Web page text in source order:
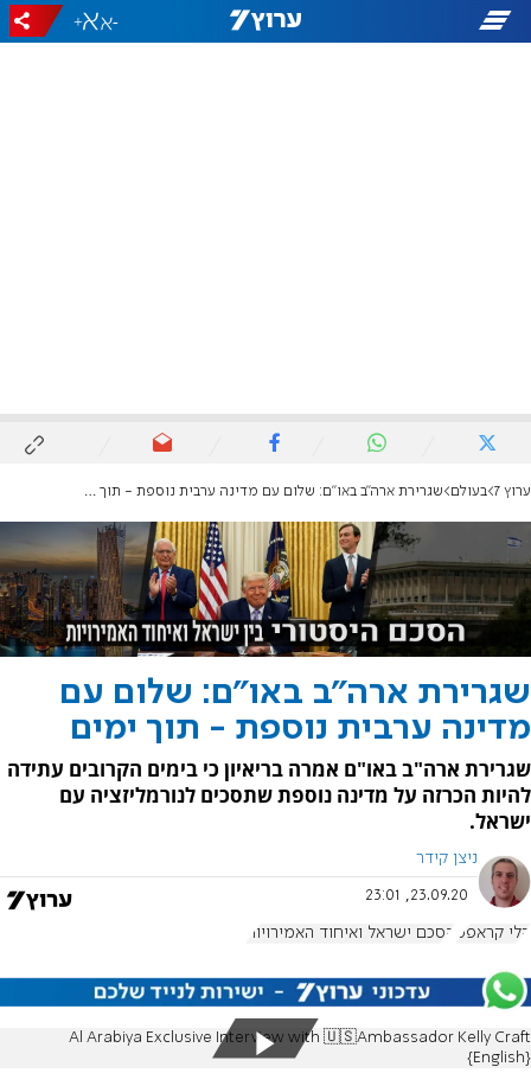
-
+
ערוץ 7 בעולם שגרירת ארה"ב באו"ם: שלום עם מדינה ערבית נוספת - תוך ימים
שגרירת ארה"ב באו"ם: שלום עם
מדינה ערבית נוספת - תוך ימים
שגרירת ארה"ב באו"ם אמרה בריאיון כי בימים הקרובים עתידה
להיות הכרזה על מדינה נוספת שתסכים לנורמליזציה עם
ישראל.
ניצן קידר
23.09.20, 23:01
קלי קראפט הסכם ישראל ואיחוד האמירויות
Al Arabiya Exclusive Interview with 🇺🇸Ambassador Kelly Craft
{English}